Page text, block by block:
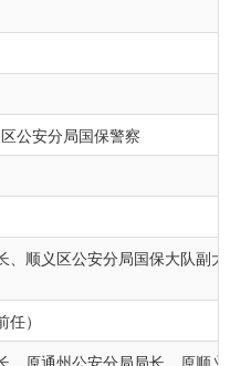
公安分局国保警察
、顺义区公安分局国保大队副
）
、原通州公安分局局长、原顺